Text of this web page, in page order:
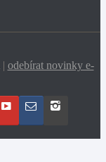
| odebírat novinky e-